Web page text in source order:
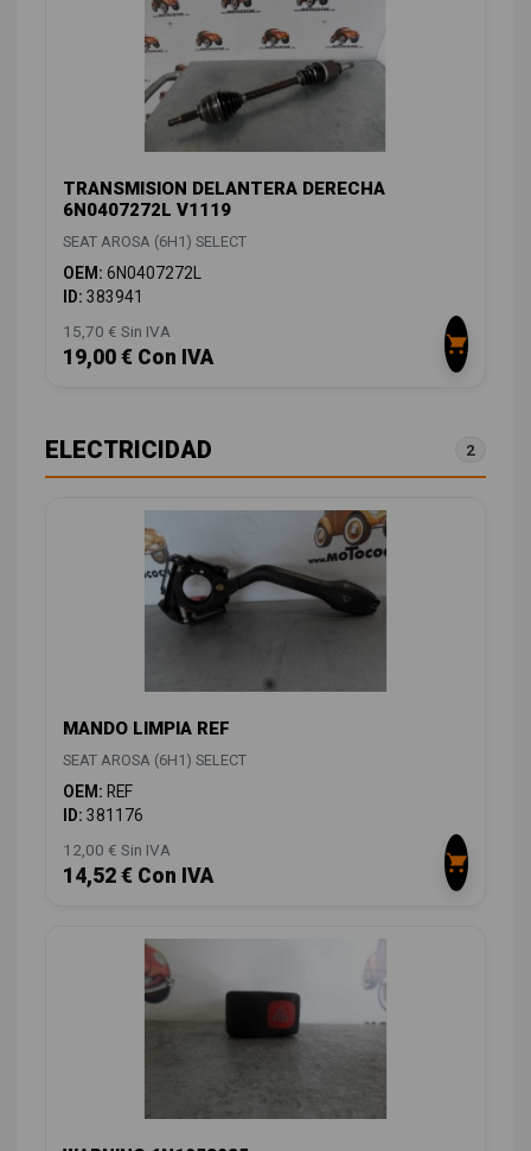
TRANSMISION DELANTERA DERECHA
6N0407272L V1119
SEAT AROSA (6H1) SELECT
OEM: 6N0407272L
ID: 383941
15,70 € Sin IVA
19,00 € Con IVA
ELECTRICIDAD 2
MANDO LIMPIA REF
SEAT AROSA (6H1) SELECT
OEM: REF
ID: 381176
12,00 € Sin IVA
14,52 € Con IVA